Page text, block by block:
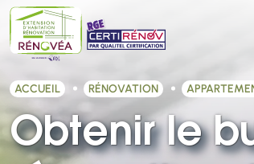
ACCUEIL RÉNOVATION
Obtenir le